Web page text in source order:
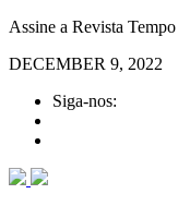
Assine a Revista Tempo
DECEMBER 9, 2022
Siga-nos: